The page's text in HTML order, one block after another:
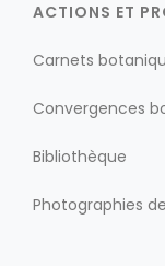
ACTIONS ET
Carnets
Convergences
Bibliothèque
Photographies